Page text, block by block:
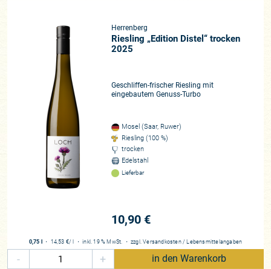
Mosel (Saar)
100% Riesling
Beste Lagen
Ockfener Bockstein, Schodener Herrenberg, Wiltinger Schlangengraben
Zusammenarbeit
1992 erwarben die Quereinsteiger Claudia und Manfred Loch ihren
Herrenberg
Riesling „Edition Distel“ trocken
2025
Geschliffen-frischer Riesling mit
eingebautem Genuss-Turbo
Mosel (Saar, Ruwer)
Riesling (100 %)
trocken
Edelstahl
Lieferbar
10,90 €
0,75 l ・ 14,53 €/ l ・inkl. 19 % MwSt. ・ zzgl.Versandkosten / Lebensmittelangaben
- + in den Warenkorb